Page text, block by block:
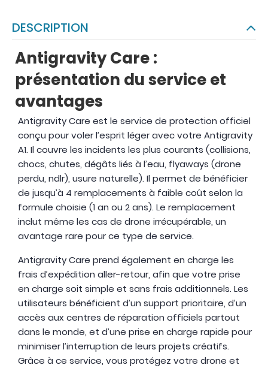
DESCRIPTION
Antigravity Care :
présentation du service et
avantages
Antigravity Care est le service de protection officiel
conçu pour voler l’esprit léger avec votre Antigravity
A1. Il couvre les incidents les plus courants (collisions,
chocs, chutes, dégâts liés à l’eau, flyaways (drone
perdu, ndlr), usure naturelle). Il permet de bénéficier
de jusqu’à 4 remplacements à faible coût selon la
formule choisie (1 an ou 2 ans). Le remplacement
inclut même les cas de drone irrécupérable, un
avantage rare pour ce type de service.
Antigravity Care prend également en charge les
frais d’expédition aller-retour, afin que votre prise
en charge soit simple et sans frais additionnels. Les
utilisateurs bénéficient d’un support prioritaire, d’un
accès aux centres de réparation officiels partout
dans le monde, et d’une prise en charge rapide pour
minimiser l’interruption de leurs projets créatifs.
Grâce à ce service, vous protégez votre drone et